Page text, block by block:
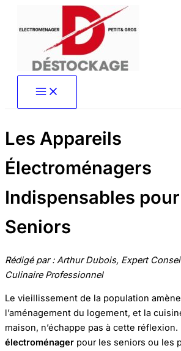
Les Appareils
Électroménagers
Indispensables
Seniors
Rédigé par : Arthur Dubois, Expert
Culinaire Professionnel
Le vieillissement de la population
l’aménagement du logement, et la
maison, n’échappe pas à cette
électroménager pour les seniors ou les